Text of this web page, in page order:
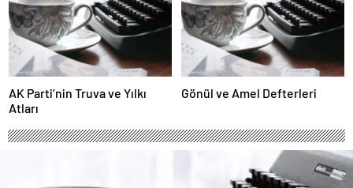
AK Parti’nin Truva ve Yılkı
Atları
Gönül ve Amel Defterleri